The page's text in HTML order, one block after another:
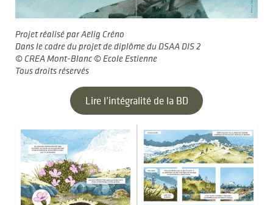
Projet réalisé par Aëlig Créno
Dans le cadre du projet de diplôme du DSAA DIS 2
© CREA Mont-Blanc © Ecole Estienne
Tous droits réservés
Lire l’intégralité de la BD